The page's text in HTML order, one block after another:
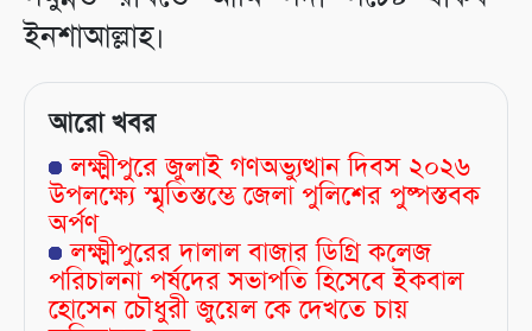
ইনশাআল্লাহ।
আরো খবর
লক্ষ্মীপুরে জুলাই গণঅভ্যুত্থান দিবস ২০২৬
উপলক্ষ্যে স্মৃতিস্তম্ভে জেলা পুলিশের পুষ্পস্তবক
অর্পণ
লক্ষ্মীপুরের দালাল বাজার ডিগ্রি কলেজ
পরিচালনা পর্ষদের সভাপতি হিসেবে ইকবাল
হোসেন চৌধুরী জুয়েল কে দেখতে চায়